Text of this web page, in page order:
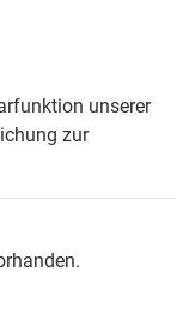
unserer
zur